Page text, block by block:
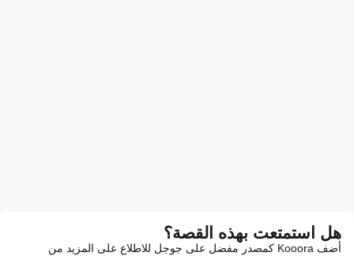
هل استمتعت بهذه القصة؟
أضف Kooora كمصدر مفضل على جوجل للاطلاع على المزيد من